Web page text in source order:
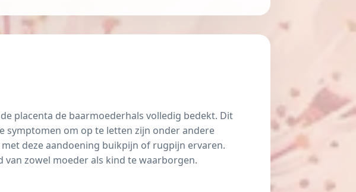
placenta de baarmoederhals volledig bedekt. Dit
symptomen om op te letten zijn onder andere
deze aandoening buikpijn of rugpijn ervaren.
van zowel moeder als kind te waarborgen.